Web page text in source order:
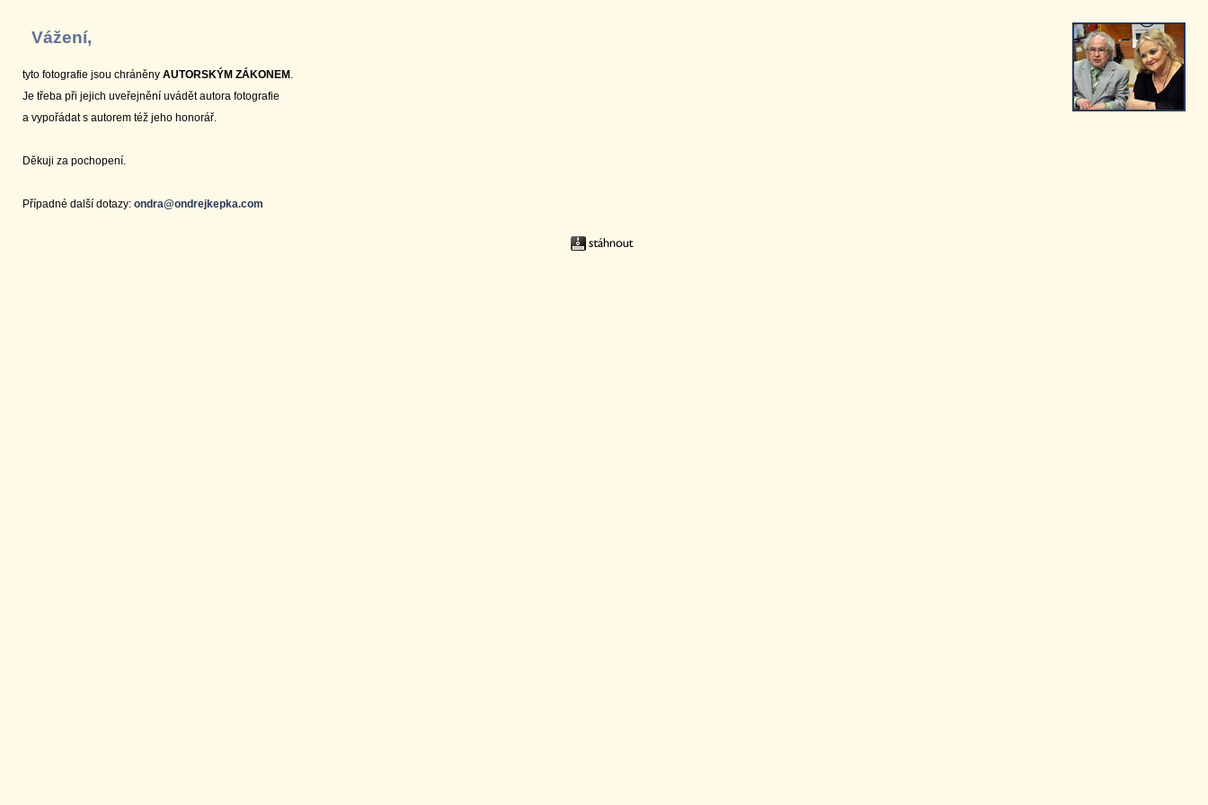
Vážení,
tyto fotografie jsou chráněny AUTORSKÝM ZÁKONEM .
Je třeba při jejich uveřejnění uvádět autora fotografie
a vypořádat s autorem též jeho honorář.
Děkuji za pochopení.
Případné další dotazy: ondra@ondrejkepka.com